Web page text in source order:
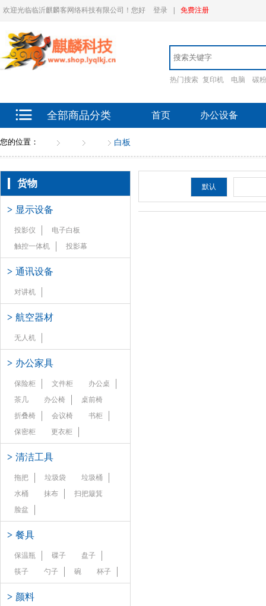
欢迎光临临沂麒麟客网络科技有限公司！您好 登录 免费注册
热门搜索 复印机 电脑 碳粉
全部商品分类 首页 办公设备
您的位置： 白板
货物
> 显示设备
投影仪
电子白板
触控一体机
投影幕
> 通讯设备
对讲机
> 航空器材
无人机
> 办公家具
保险柜 文件柜
办公桌
茶几
办公椅
桌前椅
折叠椅
会议椅
书柜
保密柜
更衣柜
> 清洁工具
拖把 垃圾袋
垃圾桶
水桶
抹布
扫把簸箕
脸盆
> 餐具
保温瓶 碟子
盘子
筷子
勺子 碗 杯子
> 颜料
默认